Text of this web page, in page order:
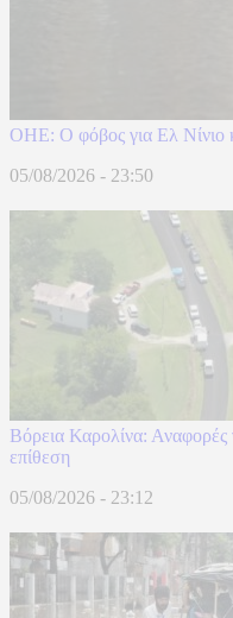
ΟΗΕ: Ο φόβος για Ελ Νίνιο
05/08/2026 - 23:50
Βόρεια Καρολίνα: Αναφορές
επίθεση
05/08/2026 - 23:12